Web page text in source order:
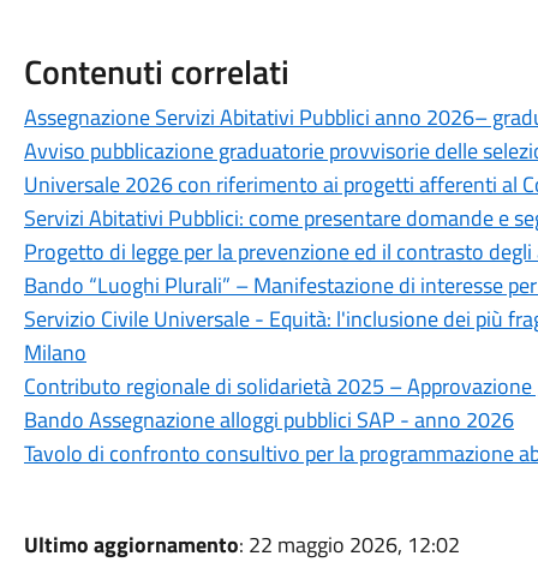
Contenuti correlati
Assegnazione Servizi Abitativi Pubblici anno 2026–
Avviso pubblicazione graduatorie provvisorie delle
Universale 2026 con riferimento ai progetti afferenti al
Servizi Abitativi Pubblici: come presentare domande e
Progetto di legge per la prevenzione ed il contrasto
Bando “Luoghi Plurali” – Manifestazione di interesse
Servizio Civile Universale - Equità: l'inclusione dei più
Milano
Contributo regionale di solidarietà 2025 –
Bando Assegnazione alloggi pubblici SAP - anno 2026
Tavolo di confronto consultivo per la programmazione
Ultimo aggiornamento: 22 maggio 2026, 12:02